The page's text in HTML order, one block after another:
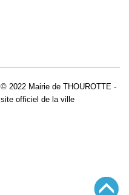
© 2022 Mairie de THOUROTTE -
site officiel de la ville